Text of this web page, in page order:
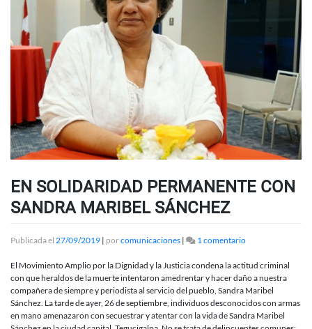
EN SOLIDARIDAD PERMANENTE CON
SANDRA MARIBEL SÁNCHEZ
Publicada el 27/09/2019 | porcomunicaciones | 1 comentarioen
SOLIDARIDAD
PERMANENTE
CON
SANDRA
MARIBEL
El Movimiento Amplio por la Dignidad y la Justicia condena la actitud criminal
con que heraldos de la muerte intentaron amedrentar y hacer daño a nuestra
compañera de siempre y periodista al servicio del pueblo, Sandra Maribel
Sánchez. La tarde de ayer, 26 de septiembre, individuos desconocidos con armas
en mano amenazaron con secuestrar y atentar con la vida de Sandra Maribel